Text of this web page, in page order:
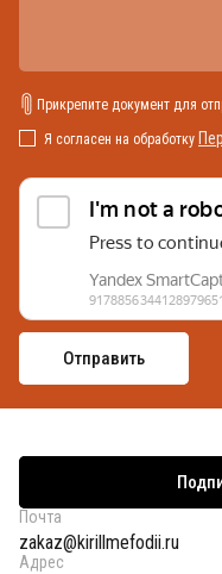
Прикрепите документ для
Я согласен на обработку
Почта
zakaz@kirillmefodii.ru
Адрес